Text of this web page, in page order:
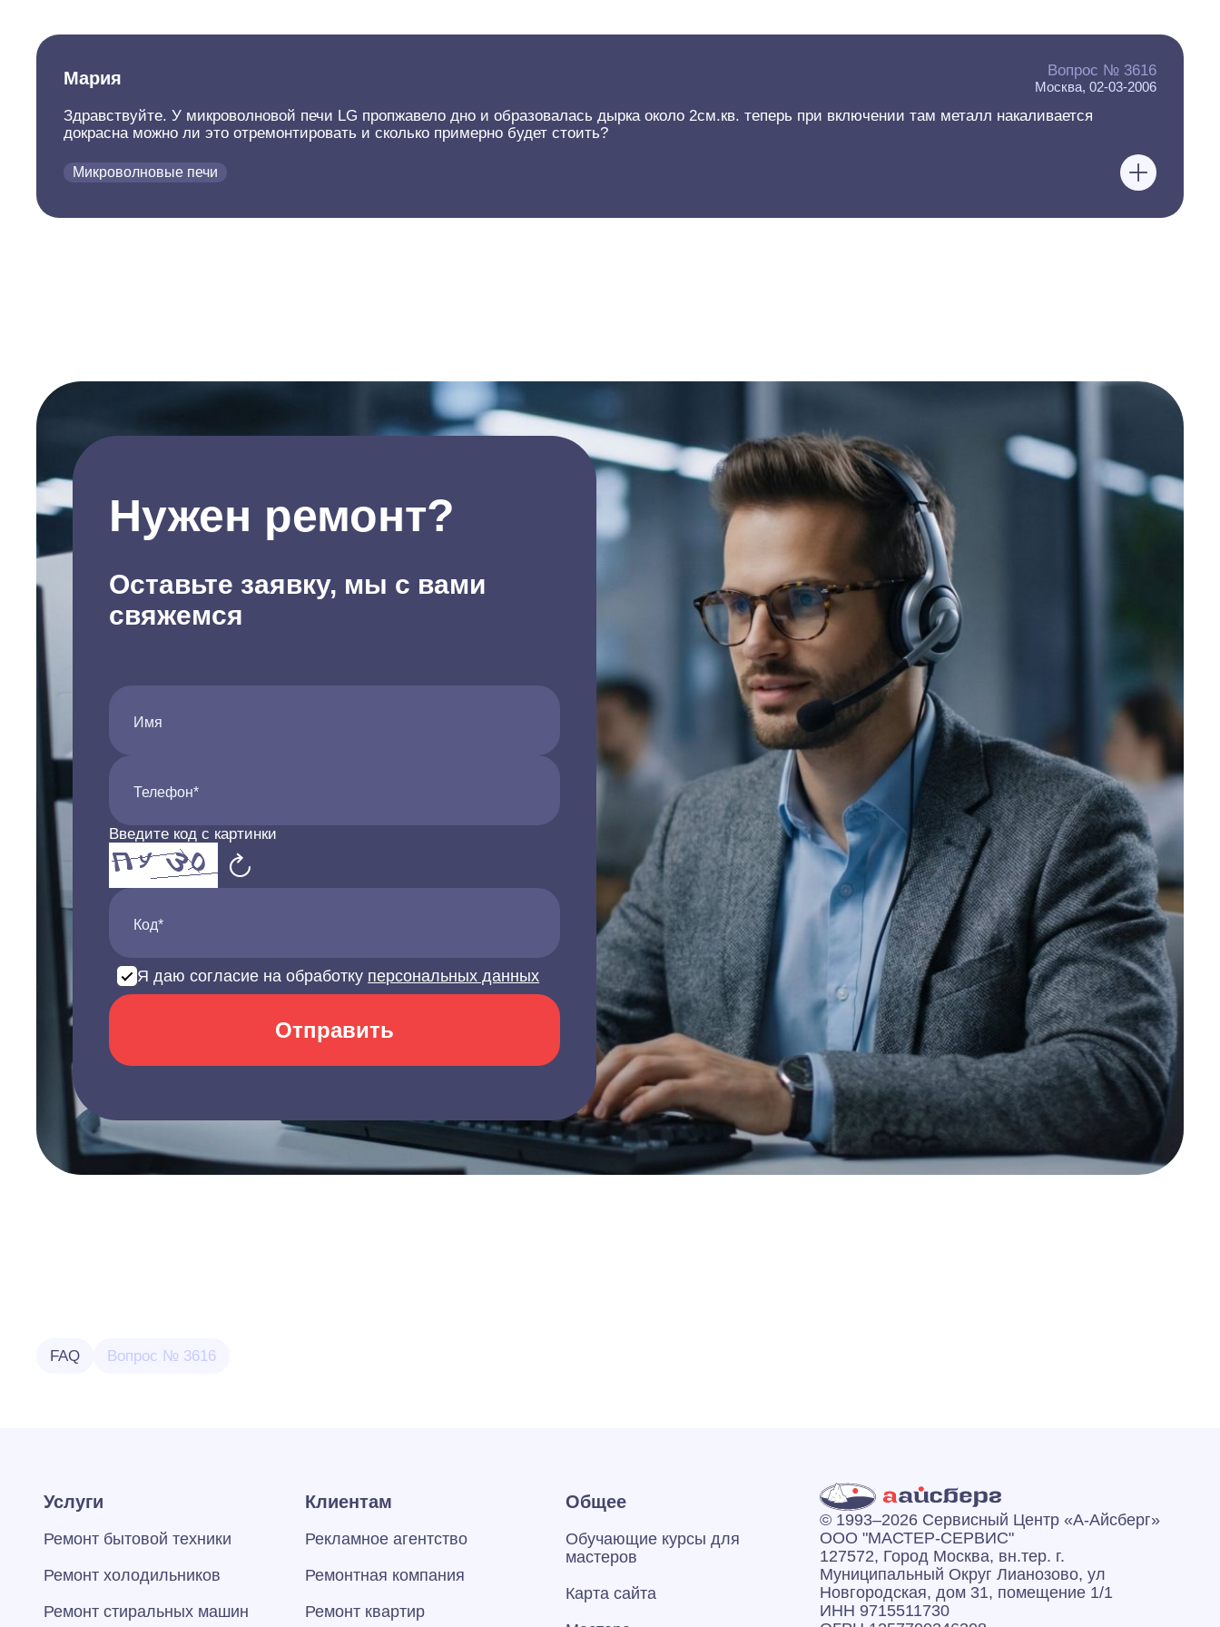
Мария Вопрос № 3616
Москва, 02-03-2006
Здравствуйте. У микроволновой печи LG пропжавело дно и образовалась дырка около 2см.кв. теперь при включении там металл накаливается
докрасна можно ли это отремонтировать и сколько примерно будет стоить?
Микроволновые печи
Нужен ремонт?
Оставьте заявку, мы с вами
свяжемся
Имя
Телефон*
Введите код с картинки
Код*
Я даю согласие на обработку персональных данных
Отправить
FAQ Вопрос № 3616
Услуги
Ремонт бытовой техники
Ремонт холодильников
Ремонт стиральных машин
Клиентам
Рекламное агентство
Ремонтная компания
Ремонт квартир
Общее
Обучающие курсы для
мастеров
Карта сайта
© 1993–2026 Сервисный Центр «А‑Айсберг»
ООО "МАСТЕР-СЕРВИС"
127572, Город Москва, вн.тер. г.
Муниципальный Округ Лианозово, ул
Новгородская, дом 31, помещение 1/1
ИНН 9715511730